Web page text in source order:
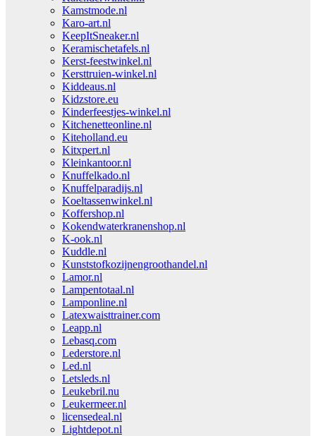
Kamstmode.nl
Karo-art.nl
KeepItSneaker.nl
Keramischetafels.nl
Kerst-feestwinkel.nl
Kersttruien-winkel.nl
Kiddeaus.nl
Kidzstore.eu
Kinderfeestjes-winkel.nl
Kitchenetteonline.nl
Kiteholland.eu
Kitxpert.nl
Kleinkantoor.nl
Knuffelkado.nl
Knuffelparadijs.nl
Koeltassenwinkel.nl
Koffershop.nl
Kokendwaterkranenshop.nl
K-ook.nl
Kuddle.nl
Kunststofkozijnengroothandel.nl
Lamor.nl
Lampentotaal.nl
Lamponline.nl
Latexwaisttrainer.com
Leapp.nl
Lebasq.com
Lederstore.nl
Led.nl
Letsleds.nl
Leukebril.nu
Leukermeer.nl
licensedeal.nl
Lightdepot.nl